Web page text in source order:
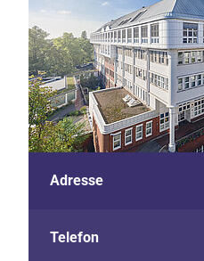
Adresse
Telefon